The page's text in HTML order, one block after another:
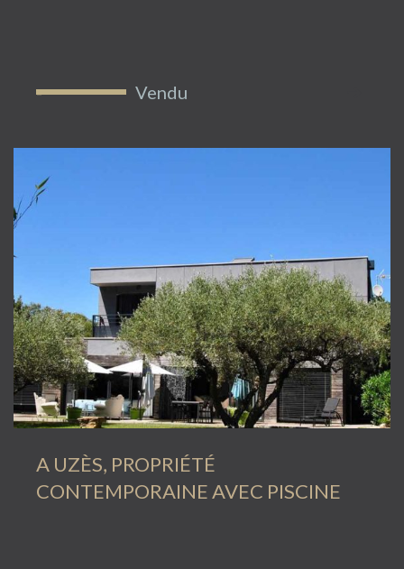
Vendu
A UZÈS, PROPRIÉTÉ
CONTEMPORAINE AVEC PISCINE